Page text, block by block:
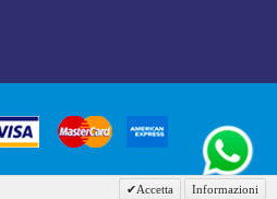
Accetta Informazioni